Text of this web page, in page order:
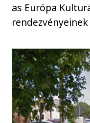
as Európa